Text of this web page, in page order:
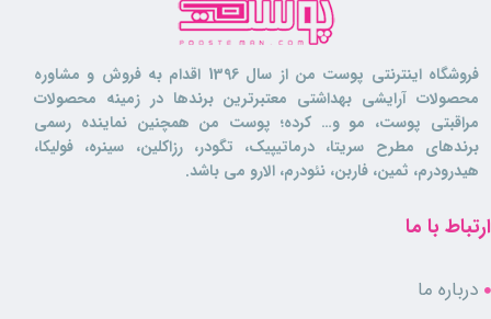
فروشگاه اینترنتی پوست من از سال 1396 اقدام به فروش و مشاوره
محصولات آرایشی بهداشتی معتبرترین برندها در زمینه محصولات
مراقبتی پوست، مو و… کرده؛ پوست من همچنین نماینده رسمی
برندهای مطرح سریتا، درماتیپیک، تگودر، رزاکلین، سینره، فولیکا،
هیدرودرم، ثمین، فاربن، نئودرم، الارو می باشد.
ارتباط با ما
درباره ما